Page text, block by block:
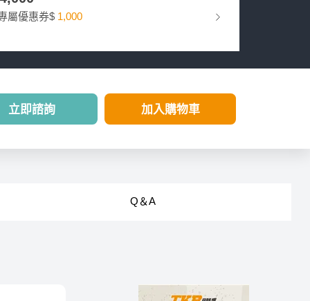
屬優惠券$ 1,000
立即諮詢 加入購物車
Q＆A